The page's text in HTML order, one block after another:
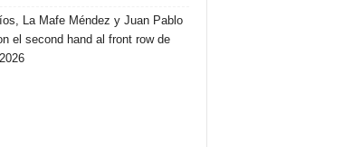
La Mafe Méndez y Juan Pablo
el second hand al front row de